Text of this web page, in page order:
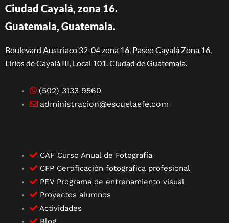
Ciudad Cayalá, zona 16.
Guatemala, Guatemala.
Boulevard Austriaco 32-04 zona 16, Paseo Cayalá Zona 16,
Lirios de Cayalá III, Local 101. Ciudad de Guatemala.
(502) 3133 9560
administracion@escuelaefe.com
CAF Curso Anual de Fotografía
CFP Certificación fotografica profesional
PEV Programa de entrenamiento visual
Proyectos alumnos
Actividades